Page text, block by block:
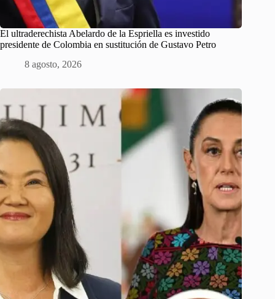
El ultraderechista Abelardo de la Espriella es investido
presidente de Colombia en sustitución de Gustavo Petro
8 agosto, 2026